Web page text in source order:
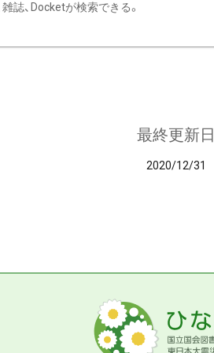
雑誌、Docketが検索できる。
最終更新日
2020/12/31